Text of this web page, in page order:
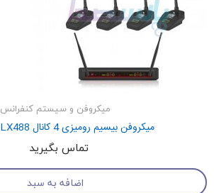
میکروفن و سیستم کنفرانس
میکروفن بیسیم رومیزی 4 کانال SHURE BLX488
تماس بگیرید
اضافه به سبد